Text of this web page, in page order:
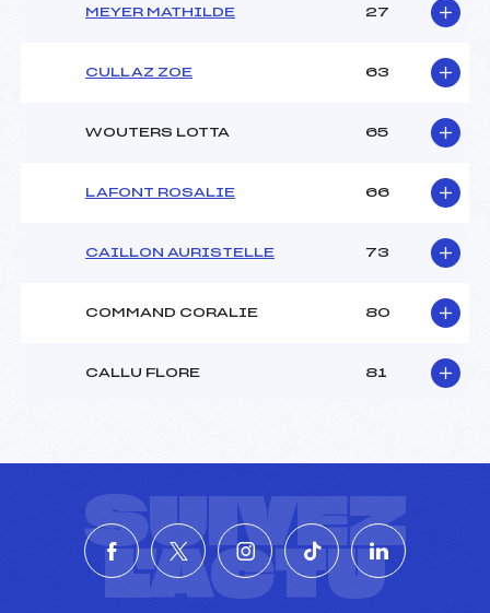
MEYER MATHILDE 27
CULLAZ ZOE 63
WOUTERS LOTTA 65
LAFONT ROSALIE 66
CAILLON AURISTELLE 73
COMMAND CORALIE 80
CALLU FLORE 81
SUIVEZ
L'ACTU